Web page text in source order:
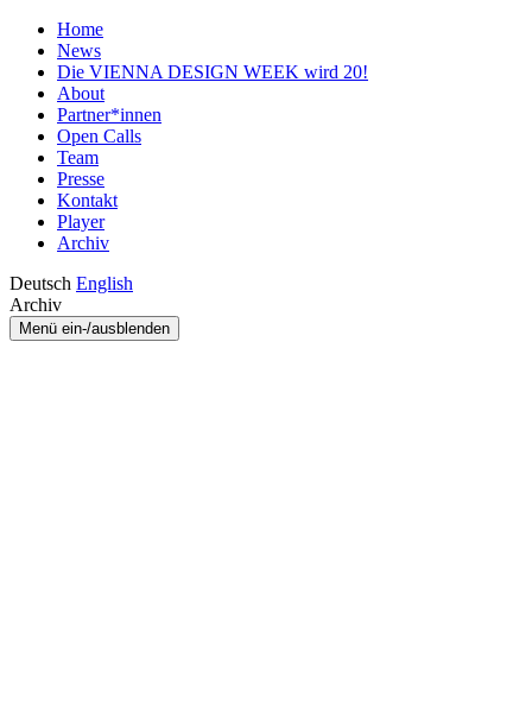
Home
News
Die VIENNA DESIGN WEEK wird 20!
About
Partner*innen
Open Calls
Team
Presse
Kontakt
Player
Archiv
Deutsch English
Archiv
Menü ein-/ausblenden